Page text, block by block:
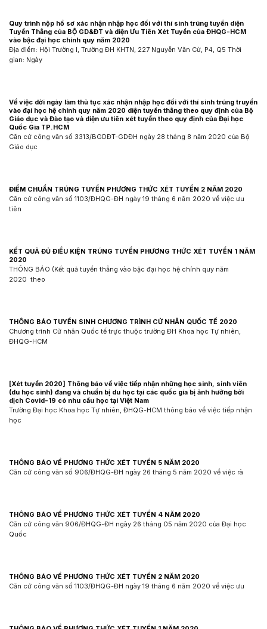
Quy trình nộp hồ sơ xác nhận nhập học đối với thí sinh trúng tuyển diện
Tuyển Thẳng của BỘ GD&ĐT và diện Ưu Tiên Xét Tuyển của ĐHQG-HCM
vào bậc đại học chính quy năm 2020
Địa điểm: Hội Trường I, Trường ĐH KHTN, 227 Nguyễn Văn Cừ, P4, Q5 Thời
gian: Ngày
Về việc dời ngày làm thủ tục xác nhận nhập học đối với thí sinh trúng truyển
vào đại học hệ chính quy năm 2020 diện tuyển thẳng theo quy định của Bộ
Giáo dục và Đào tạo và diện ưu tiên xét tuyển theo quy định của Đại học
Quốc Gia TP.HCM
Căn cứ công văn số 3313/BGDĐT-GDĐH ngày 28 tháng 8 năm 2020 của Bộ
Giáo dục
ĐIỂM CHUẨN TRÚNG TUYỂN PHƯƠNG THỨC XÉT TUYỂN 2 NĂM 2020
Căn cứ công văn số 1103/ĐHQG-ĐH ngày 19 tháng 6 năm 2020 về việc ưu
tiên
KẾT QUẢ ĐỦ ĐIỀU KIỆN TRÚNG TUYỂN PHƯƠNG THỨC XÉT TUYỂN 1 NĂM
2020
THÔNG BÁO (Kết quả tuyển thẳng vào bậc đại học hệ chính quy năm
2020 theo
THÔNG BÁO TUYỂN SINH CHƯƠNG TRÌNH CỬ NHÂN QUỐC TẾ 2020
Chương trình Cử nhân Quốc tế trực thuộc trường ĐH Khoa học Tự nhiên,
ĐHQG-HCM
[Xét tuyển 2020] Thông báo về việc tiếp nhận những học sinh, sinh viên
(du học sinh) đang và chuẩn bị du học tại các quốc gia bị ảnh hưởng bởi
dịch Covid-19 có nhu cầu học tại Việt Nam
Trường Đại học Khoa học Tự nhiên, ĐHQG-HCM thông báo về việc tiếp nhận
học
THÔNG BÁO VỀ PHƯƠNG THỨC XÉT TUYỂN 5 NĂM 2020
Căn cứ công văn số 906/ĐHQG-ĐH ngày 26 tháng 5 năm 2020 về việc rà
THÔNG BÁO VỀ PHƯƠNG THỨC XÉT TUYỂN 4 NĂM 2020
Căn cứ công văn 906/ĐHQG-ĐH ngày 26 tháng 05 năm 2020 của Đại học
Quốc
THÔNG BÁO VỀ PHƯƠNG THỨC XÉT TUYỂN 2 NĂM 2020
Căn cứ công văn số 1103/ĐHQG-ĐH ngày 19 tháng 6 năm 2020 về việc ưu